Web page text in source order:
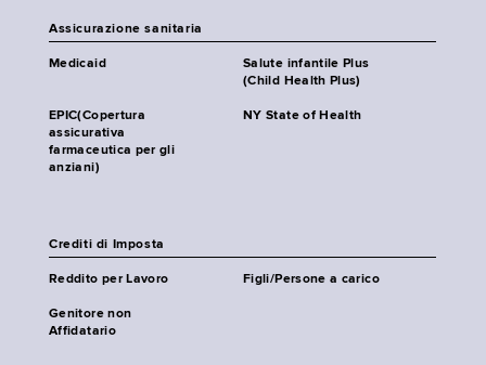
Assicurazione sanitaria
Medicaid
Salute infantile Plus
(Child Health Plus)
EPIC(Copertura
assicurativa
farmaceutica per gli
anziani)
NY State of Health
Crediti di Imposta
Reddito per Lavoro Figli/Persone a carico
Genitore non
Affidatario